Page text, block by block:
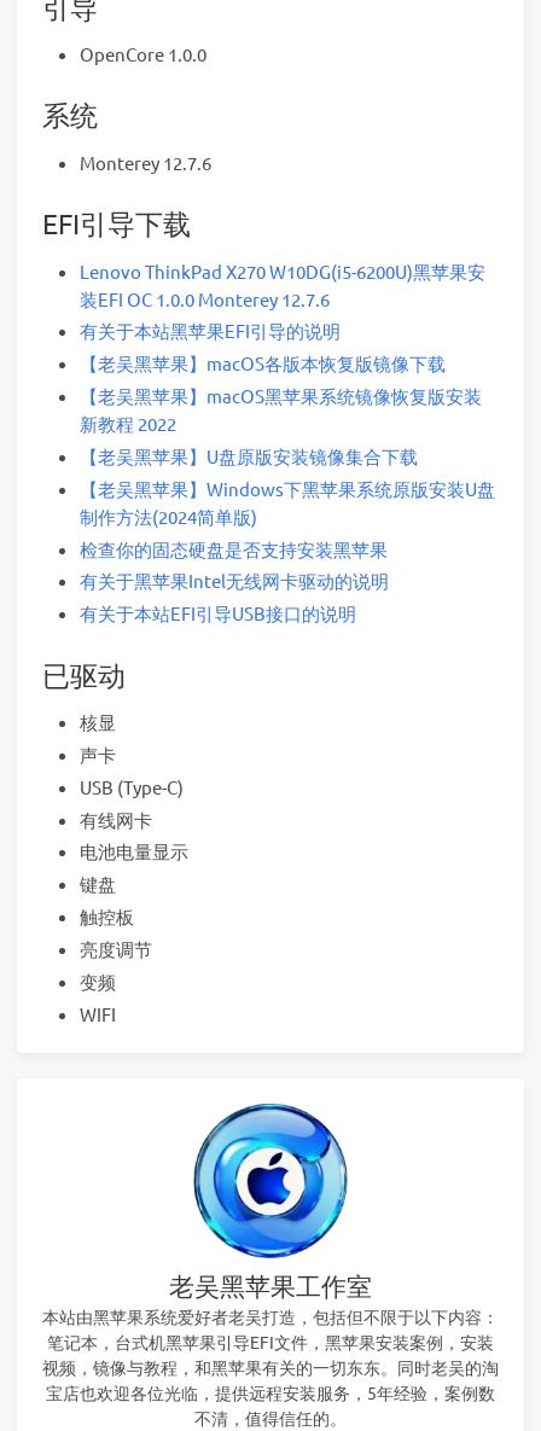
OpenCore 1.0.0
系统
Monterey 12.7.6
EFI引导下载
Lenovo ThinkPad X270 W10DG(i5-6200U)黑苹果安
装EFI OC 1.0.0 Monterey 12.7.6
有关于本站黑苹果EFI引导的说明
【老吴黑苹果】macOS各版本恢复版镜像下载
【老吴黑苹果】macOS黑苹果系统镜像恢复版安装
新教程 2022
【老吴黑苹果】U盘原版安装镜像集合下载
【老吴黑苹果】Windows下黑苹果系统原版安装U盘
制作方法(2024简单版)
检查你的固态硬盘是否支持安装黑苹果
有关于黑苹果Intel无线网卡驱动的说明
有关于本站EFI引导USB接口的说明
已驱动
核显
声卡
USB (Type-C)
有线网卡
电池电量显示
键盘
触控板
亮度调节
变频
WIFI
老吴黑苹果工作室
本站由黑苹果系统爱好者老吴打造，包括但不限于以下内容：
笔记本，台式机黑苹果引导EFI文件，黑苹果安装案例，安装
视频，镜像与教程，和黑苹果有关的一切东东。同时老吴的淘
宝店也欢迎各位光临，提供远程安装服务，5年经验，案例数
不清，值得信任的。